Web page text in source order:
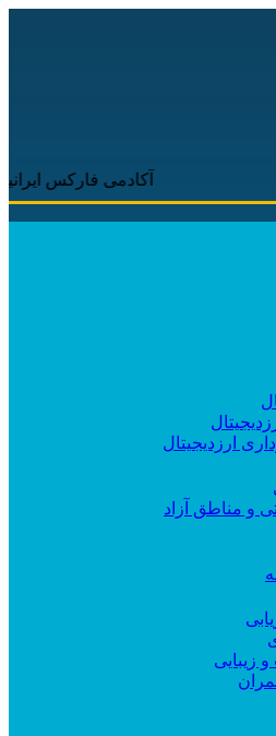
آکادمی فارکس ایرانیان،
ارزدیجیتال
و مناطق آزاد
زیبایی